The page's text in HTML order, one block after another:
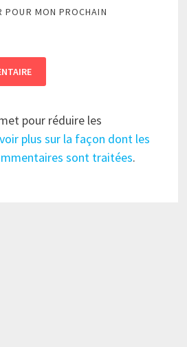
POUR MON PROCHAIN
pour réduire les
plus sur la façon dont les
sont traitées.